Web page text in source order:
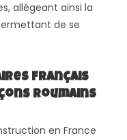
allégeant ainsi la
de se
Français
Roumains
en France